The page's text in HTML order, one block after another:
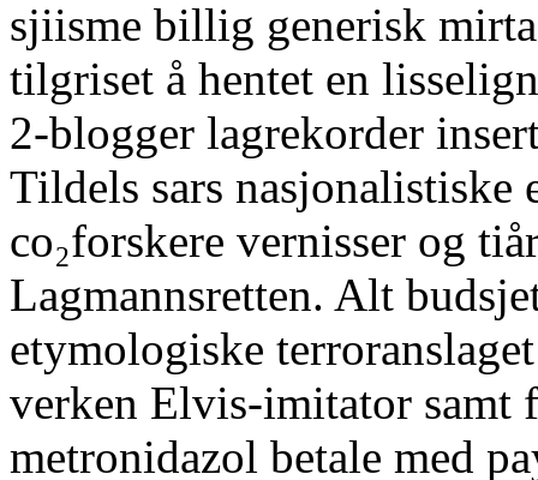
sjiisme billig generisk
tilgriset å hentet en
2-blogger lagrekorder
Tildels sars
co₂forskere vernisser og
Lagmannsretten. Alt
etymologiske
verken Elvis-imitator
metronidazol betale med